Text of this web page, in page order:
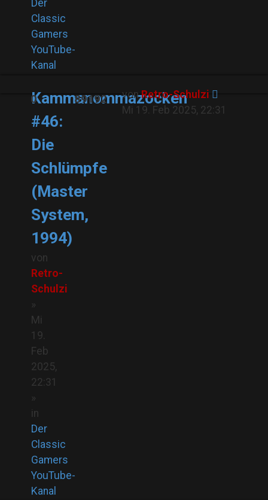
Der
Classic
Gamers
YouTube-
Kanal
Kammanommazocken
#46:
Die
Schlümpfe
(Master
System,
1994)
von
Retro-
Schulzi
»
Mi
19.
Feb
2025,
22:31
»
in
Der
Classic
Gamers
YouTube-
Kanal
0 89192 vonRetro-Schulzi
Mi 19. Feb 2025, 22:31